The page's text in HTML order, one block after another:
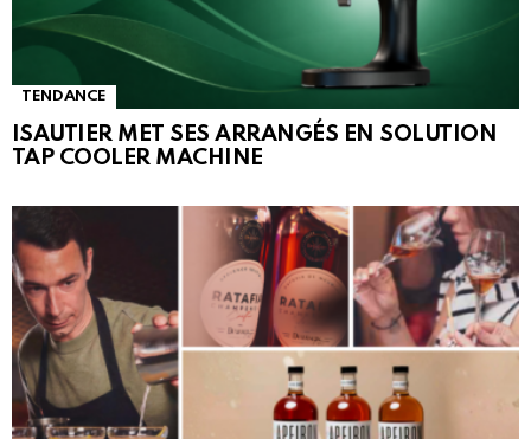
TENDANCE
ISAUTIER MET SES ARRANGÉS EN SOLUTION
TAP COOLER MACHINE